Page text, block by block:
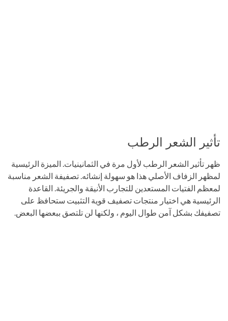
تأثير الشعر الرطب
ظهر تأثير الشعر الرطب لأول مرة في الثمانينيات. الميزة الرئيسية
لمظهر الزفاف الأصلي هذا هو سهولة إنشائه. تصفيفة الشعر مناسبة
لمعظم الفتيات المستعدين للتجارب الأنيقة والجريئة. القاعدة
الرئيسية هي اختيار منتجات تصفيف قوية التثبيت ستحافظ على
تصفيفك بشكل آمن طوال اليوم ، ولكنها لن تلتصق ببعضها البعض.